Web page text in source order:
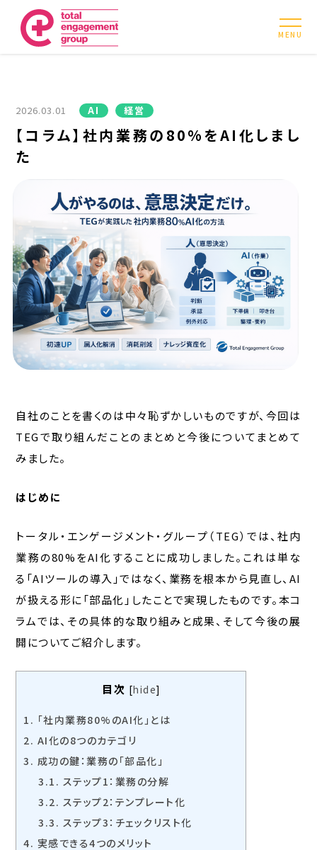
MENU
2026.03.01 AI 経営
【コラム】社内業務の80%をAI化しまし
た
自社のことを書くのは中々恥ずかしいものですが、今回は
TEGで取り組んだことのまとめと今後についてまとめて
みました。
はじめに
トータル・エンゲージメント・グループ（TEG）では、社内
業務の80%をAI化することに成功しました。これは単な
る「AIツールの導入」ではなく、業務を根本から見直し、AI
が扱える形に「部品化」したことで実現したものです。本コ
ラムでは、その具体的な取り組みと成果、そして今後の展
開についてご紹介します。
目次 [hide]
1. 「社内業務80%のAI化」とは
2. AI化の8つのカテゴリ
3. 成功の鍵：業務の「部品化」
3.1. ステップ1：業務の分解
3.2. ステップ2：テンプレート化
3.3. ステップ3：チェックリスト化
4. 実感できる4つのメリット